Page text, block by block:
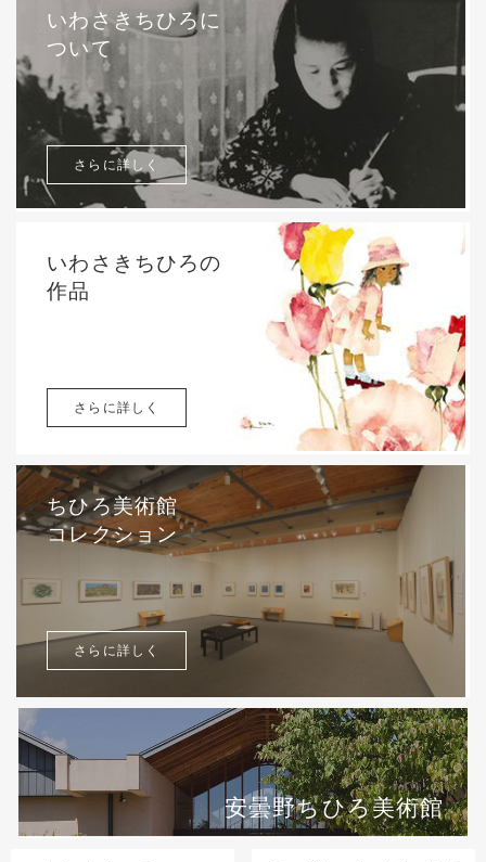
いわさきちひろに
ついて
さらに詳しく
いわさきちひろの
作品
さらに詳しく
ちひろ美術館
コレクション
さらに詳しく
安曇野ちひろ美術館